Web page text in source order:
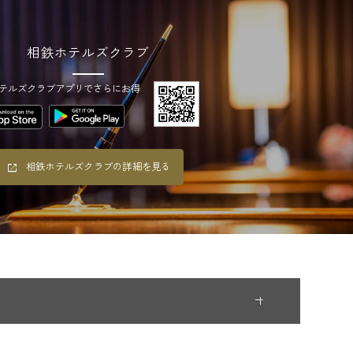
相鉄ホテルズクラブ
ルズクラブアプリでさらにお得
相鉄ホテルズクラブの詳細を見る